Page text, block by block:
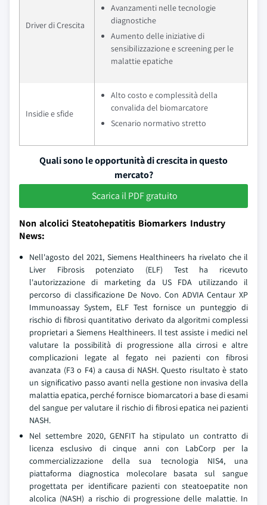
Driver di Crescita
Avanzamenti nelle tecnologie
diagnostiche
Aumento delle iniziative di
sensibilizzazione e screening per le
malattie epatiche
Insidie e sfide
Alto costo e complessità della
convalida del biomarcatore
Scenario normativo stretto
Quali sono le opportunità di crescita in questo
mercato?
Scarica il PDF gratuito
Non alcolici Steatohepatitis Biomarkers Industry
News:
Nell'agosto del 2021, Siemens Healthineers ha rivelato che il
Liver Fibrosis potenziato (ELF) Test ha ricevuto
l'autorizzazione di marketing da US FDA utilizzando il
percorso di classificazione De Novo. Con ADVIA Centaur XP
Immunoassay System, ELF Test fornisce un punteggio di
rischio di fibrosi quantitativo derivato da algoritmi complessi
proprietari a Siemens Healthineers. Il test assiste i medici nel
valutare la possibilità di progressione alla cirrosi e altre
complicazioni legate al fegato nei pazienti con fibrosi
avanzata (F3 o F4) a causa di NASH. Questo risultato è stato
un significativo passo avanti nella gestione non invasiva della
malattia epatica, perché fornisce biomarcatori a base di esami
del sangue per valutare il rischio di fibrosi epatica nei pazienti
NASH.
Nel settembre 2020, GENFIT ha stipulato un contratto di
licenza esclusivo di cinque anni con LabCorp per la
commercializzazione della sua tecnologia NIS4, una
piattaforma diagnostica molecolare basata sul sangue
progettata per identificare pazienti con steatoepatite non
alcolica (NASH) a rischio di progressione delle malattie. In